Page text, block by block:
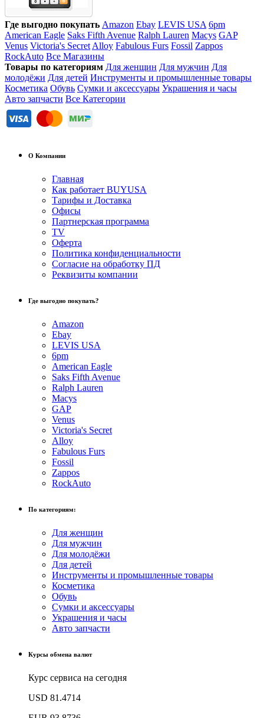
Где выгодно покупать Amazon Ebay LEVIS USA 6pm
American Eagle Saks Fifth Avenue Ralph Lauren Macys GAP
Venus Victoria's Secret Alloy Fabulous Furs Fossil Zappos
RockAuto Все Магазины
Товары по категориям Для женщин Для мужчин Для
молодёжи Для детей Инструменты и промышленные товары
Косметика Обувь Сумки и аксессуары Украшения и часы
Авто запчасти Все Категории
О Компании
Главная
Как работает BUYUSA
Тарифы и Доставка
Офисы
Партнерская программа
TV
Оферта
Политика конфиденциальности
Согласие на обработку ПД
Реквизиты компании
Где выгодно покупать?
Amazon
Ebay
LEVIS USA
6pm
American Eagle
Saks Fifth Avenue
Ralph Lauren
Macys
GAP
Venus
Victoria's Secret
Alloy
Fabulous Furs
Fossil
Zappos
RockAuto
По категориям:
Для женщин
Для мужчин
Для молодёжи
Для детей
Инструменты и промышленные товары
Косметика
Обувь
Сумки и аксессуары
Украшения и часы
Авто запчасти
Курсы обмена валют
Курс сервиса на сегодня
USD 81.4714